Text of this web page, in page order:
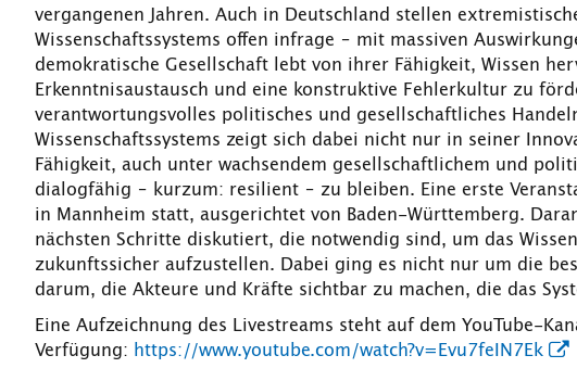
vergangenen Jahren. Auch in Deutschland stellen
Wissenschaftssystems offen infrage – mit massiven
demokratische Gesellschaft lebt von ihrer Fähigkeit, Wissen
Erkenntnisaustausch und eine konstruktive Fehlerkultur zu
verantwortungsvolles politisches und gesellschaftliches
Wissenschaftssystems zeigt sich dabei nicht nur in seiner
Fähigkeit, auch unter wachsendem gesellschaftlichem und
dialogfähig – kurzum: resilient – zu bleiben. Eine erste
in Mannheim statt, ausgerichtet von Baden-Württemberg.
nächsten Schritte diskutiert, die notwendig sind, um das
zukunftssicher aufzustellen. Dabei ging es nicht nur um die
darum, die Akteure und Kräfte sichtbar zu machen, die das
Eine Aufzeichnung des Livestreams steht auf dem YouTube-
Verfügung: https://www.youtube.com/watch?v=Evu7feIN7Ek